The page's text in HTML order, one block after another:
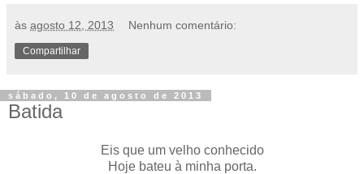
às agosto 12, 2013 Nenhum comentário:
Compartilhar
sábado, 10 de agosto de 2013
Batida
Eis que um velho conhecido
Hoje bateu à minha porta.